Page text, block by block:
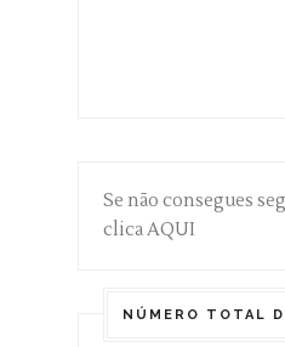
Se não consegues
clica AQUI
NÚMERO TOTAL